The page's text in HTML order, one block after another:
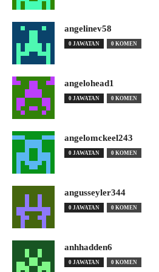
angelinev58
0 JAWATAN 0 KOMEN
angelohead1
0 JAWATAN 0 KOMEN
angelomckeel243
0 JAWATAN 0 KOMEN
angusseyler344
0 JAWATAN 0 KOMEN
anhhadden6
0 JAWATAN 0 KOMEN